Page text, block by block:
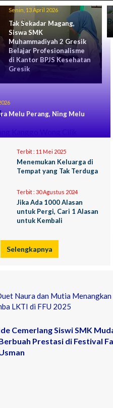
Senin, 13 April 2026
Tak Sekadar Magang,
Siswa SMK
Muhammadiyah 2 Gresik
Belajar Profesionalisme
di Kantor BPJS Kesehatan
Gresik
Melu Perang, Ning Melu
Terbit : 11 Mei 2025
Menemukan Keluarga di
Tempat yang Tak Terduga
Terbit : 30 Agustus 2024
Jika Ada 1000 Alasan
untuk Pergi, Cari 1 Alasan
untuk Kembali
Selengkapnya
Cemerlang Siswi SMK
Prestasi di Festival